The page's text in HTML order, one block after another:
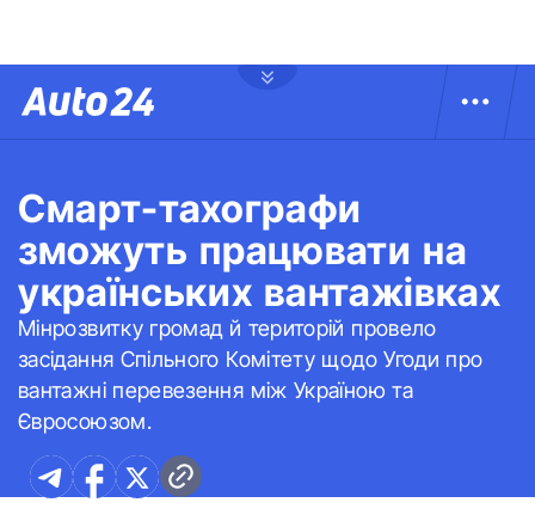
Смарт-тахографи
зможуть працювати на
українських вантажівках
Мінрозвитку громад й територій провело
засідання Спільного Комітету щодо Угоди про
вантажні перевезення між Україною та
Євросоюзом.